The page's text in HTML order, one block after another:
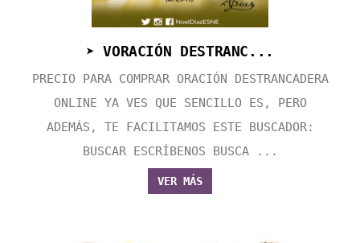
➤ VORACIÓN DESTRANC...
PRECIO PARA COMPRAR ORACIÓN DESTRANCADERA
ONLINE YA VES QUE SENCILLO ES, PERO
ADEMÁS, TE FACILITAMOS ESTE BUSCADOR:
BUSCAR ESCRÍBENOS BUSCA ...
VER MÁS